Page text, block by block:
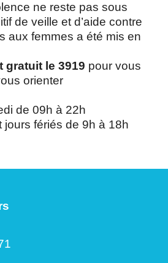
ne reste pas sous
de veille et d’aide contre
aux femmes a été mis en
gratuit le 3919 pour vous
orienter
de 09h à 22h
jours fériés de 9h à 18h